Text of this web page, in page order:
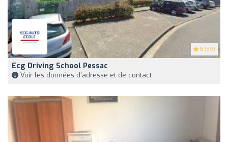
5 (39)
Ecg Driving School Pessac
Voir les données d'adresse et de contact